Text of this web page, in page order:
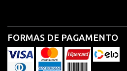
FORMAS DE PAGAMENTO